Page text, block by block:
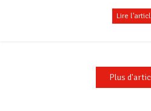
Lire
Plus